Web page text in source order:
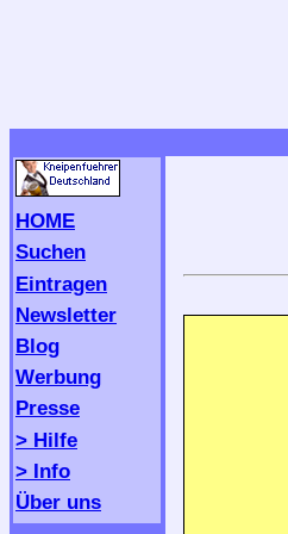
HOME
Suchen
Eintragen
Newsletter
Blog
Werbung
Presse
> Hilfe
> Info
Über uns